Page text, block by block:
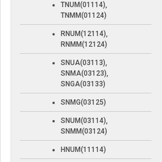
TNUM(01114),
TNMM(01124)
RNUM(12114),
RNMM(12124)
SNUA(03113),
SNMA(03123),
SNGA(03133)
SNMG(03125)
SNUM(03114),
SNMM(03124)
HNUM(11114)